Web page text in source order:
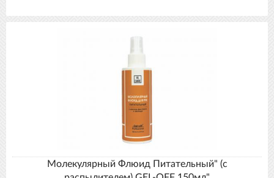
Молекулярный Флюид Питательный" (с